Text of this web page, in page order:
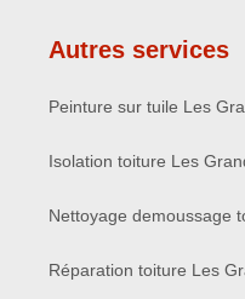
Autres services
Peinture sur tuile Les
Isolation toiture Les
Nettoyage demoussage
Réparation toiture Les